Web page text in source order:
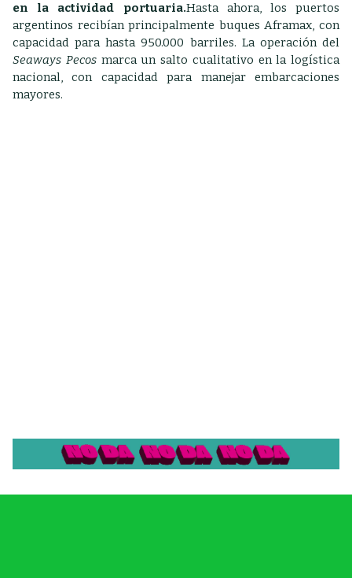
en la actividad portuaria.Hasta ahora, los puertos
argentinos recibían principalmente buques Aframax, con
capacidad para hasta 950.000 barriles. La operación del
Seaways Pecosmarca un salto cualitativo en la logística
nacional, con capacidad para manejar embarcaciones
mayores.